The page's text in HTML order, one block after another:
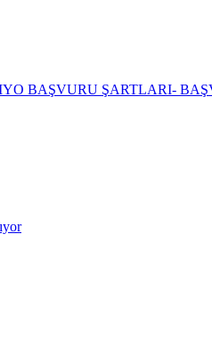
BAŞVURU ŞARTLARI-